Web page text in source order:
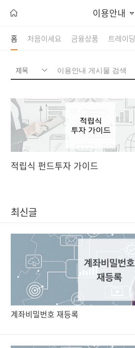
이용안내
홈 처음이세요 금융상품 트레이딩
적립식 펀드투자 가이드
최신글
계좌비밀번호 재등록